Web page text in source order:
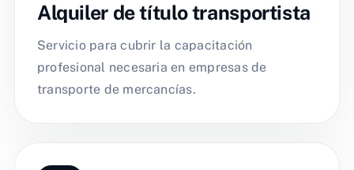
Alquiler de título transportista
Servicio para cubrir la capacitación
profesional necesaria en empresas de
transporte de mercancías.